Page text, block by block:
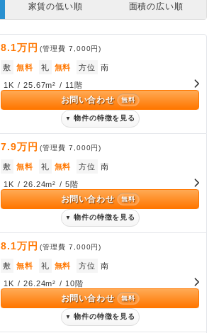
家賃の低い順 面積の広い順
8.1万円 (管理費7,000円)
敷 無料 礼 無料 方位 南
1K / 25.67m² / 11階
お問い合わせ 無料
▼ 物件の特徴を見る
7.9万円 (管理費7,000円)
敷 無料 礼 無料 方位 南
1K / 26.24m² / 5階
お問い合わせ 無料
▼ 物件の特徴を見る
8.1万円 (管理費7,000円)
敷 無料 礼 無料 方位 南
1K / 26.24m² / 10階
お問い合わせ 無料
▼ 物件の特徴を見る